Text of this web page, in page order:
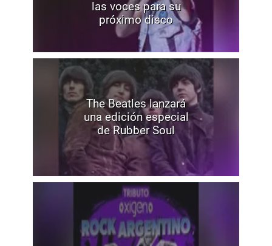
las voces para su
próximo disco
The Beatles lanzará
una edición especial
de Rubber Soul